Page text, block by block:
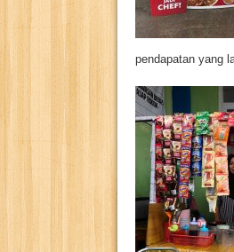
pendapatan yang